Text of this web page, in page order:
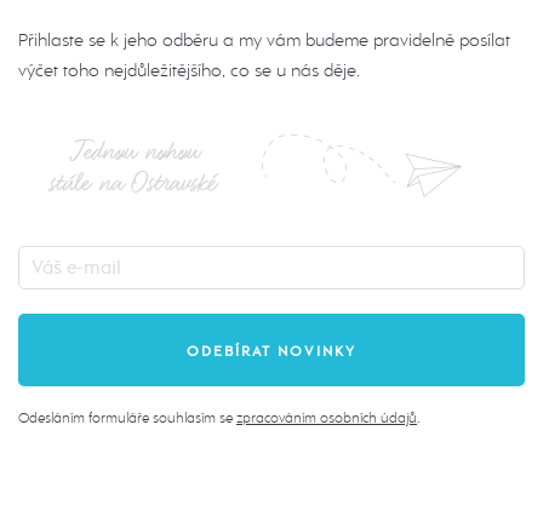
Přihlaste se k jeho odběru a my vám budeme pravidelně posílat
výčet toho nejdůležitějšího, co se u nás děje.
Jednou nohou
stále na Ostravské
Odesláním formuláře souhlasím se zpracováním osobních údajů